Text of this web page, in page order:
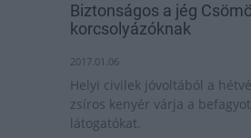
Biztonságos a jég
korcsolyázóknak
2017.01.06
Helyi civilek jóvoltából a
zsíros kenyér várja a
látogatókat.